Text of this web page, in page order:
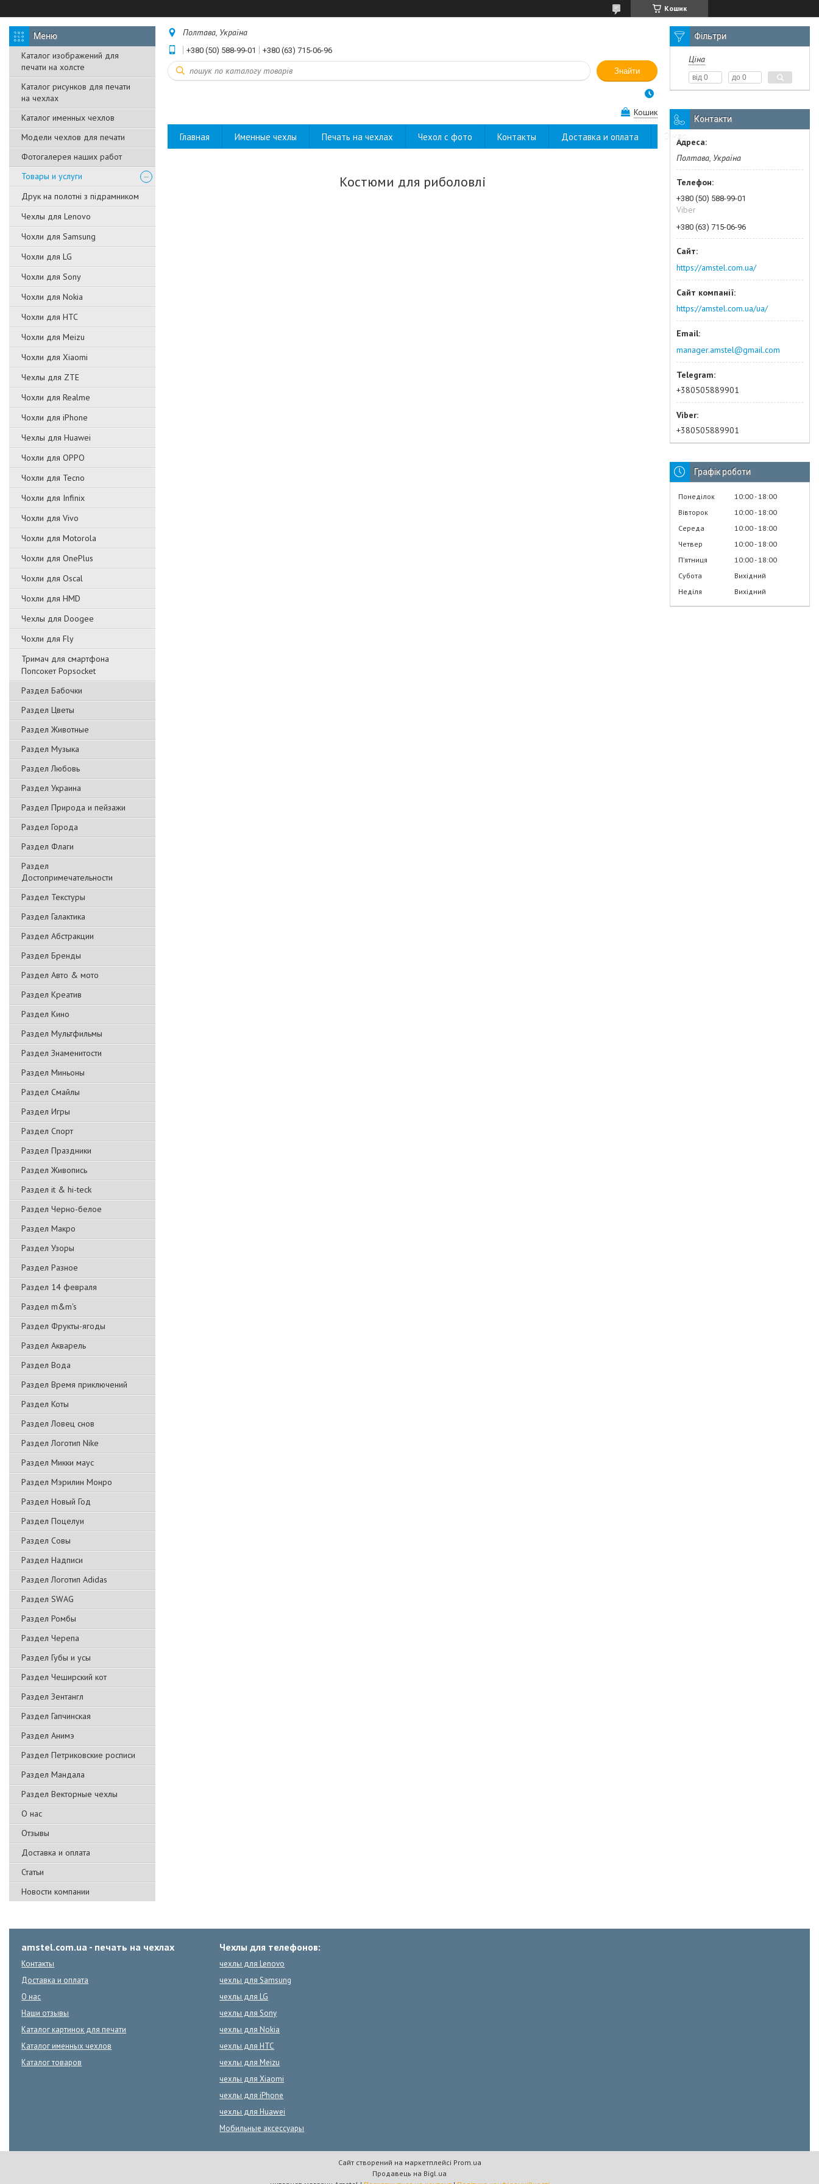
Кошик
Каталог изображений для
печати на холсте
Каталог рисунков для печати
на чехлах
Каталог именных чехлов
Модели чехлов для печати
Фотогалерея наших работ
Товары и услуги
Друк на полотні з підрамником
Чехлы для Lenovo
Чохли для Samsung
Чохли для LG
Чохли для Sony
Чохли для Nokia
Чохли для HTC
Чохли для Meizu
Чохли для Xiaomi
Чехлы для ZTE
Чохли для Realme
Чохли для iPhone
Чехлы для Huawei
Чохли для OPPO
Чохли для Tecno
Чохли для Infinix
Чохли для Vivo
Чохли для Motorola
Чохли для OnePlus
Чохли для Oscal
Чохли для HMD
Чехлы для Doogee
Чохли для Fly
Тримач для смартфона
Попсокет Popsocket
Раздел Бабочки
Раздел Цветы
Раздел Животные
Раздел Музыка
Раздел Любовь
Раздел Украина
Раздел Природа и пейзажи
Раздел Города
Раздел Флаги
Раздел
Достопримечательности
Раздел Текстуры
Раздел Галактика
Раздел Абстракции
Раздел Бренды
Раздел Авто & мото
Раздел Креатив
Раздел Кино
Раздел Мультфильмы
Раздел Знаменитости
Раздел Миньоны
Раздел Смайлы
Раздел Игры
Раздел Спорт
Раздел Праздники
Раздел Живопись
Раздел it & hi-teck
Раздел Черно-белое
Раздел Макро
Раздел Узоры
Раздел Разное
Раздел 14 февраля
Раздел m&m's
Раздел Фрукты-ягоды
Раздел Акварель
Раздел Вода
Раздел Время приключений
Раздел Коты
Раздел Ловец снов
Раздел Логотип Nike
Раздел Микки маус
Раздел Мэрилин Монро
Раздел Новый Год
Раздел Поцелуи
Раздел Совы
Раздел Надписи
Раздел Логотип Adidas
Раздел SWAG
Раздел Ромбы
Раздел Черепа
Раздел Губы и усы
Раздел Чеширский кот
Раздел Зентангл
Раздел Гапчинская
Раздел Анимэ
Раздел Петриковские росписи
Раздел Мандала
Раздел Векторные чехлы
О нас
Отзывы
Доставка и оплата
Статьи
Новости компании
Полтава, Україна
+380 (50) 588-99-01 +380 (63) 715-06-96
Знайти
Кошик
Главная Именные чехлы Печать на чехлах Чехол с фото Контакты Доставка и оплата О нас
Костюми для риболовлі
Фільтри
Ціна
Контакти
Полтава, Україна
+380 (50) 588-99-01
Viber
+380 (63) 715-06-96
https://amstel.com.ua/
https://amstel.com.ua/ua/
manager.amstel@gmail.com
+380505889901
+380505889901
Графік роботи
Понеділок 10:00 18:00
Вівторок
10:00 18:00
Середа
10:00 18:00
Четвер
10:00 18:00
Пʼятниця
10:00 18:00
Субота
Вихідний
Неділя
Вихідний
amstel.com.ua - печать на чехлах
Контакты
Доставка и оплата
О нас
Наши отзывы
Каталог картинок для печати
Каталог именных чехлов
Каталог товаров
Чехлы для телефонов:
чехлы для Lenovo
чехлы для Samsung
чехлы для LG
чехлы для Sony
чехлы для Nokia
чехлы для HTC
чехлы для Meizu
чехлы для Xiaomi
чехлы для iPhone
чехлы для Huawei
Мобильные аксессуары
Сайт створений на маркетплейсі Prom.ua
Продавець на Bigl.ua